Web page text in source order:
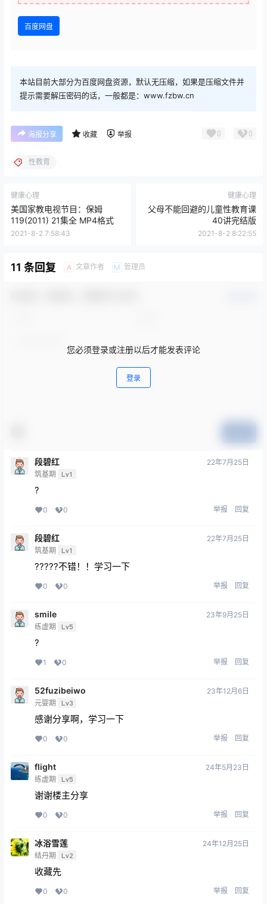
百度网盘
本站目前大部分为百度网盘资源，默认无压缩，如果是压缩文件并
提示需要解压密码的话，一般都是：www.fzbw.cn
海报分享 收藏 举报 0 0
性教育
健康心理
美国家教电视节目：保姆
119(2011) 21集全 MP4格式
2021-8-2 7:58:43
健康心理
父母不能回避的儿童性教育课
40讲完结版
2021-8-2 8:22:55
11 条回复 A 文章作者 M 管理员
您必须登录或注册以后才能发表评论
登录
段碧红
筑基期 Lv1
22年7月25日
?
0 0 举报 回复
段碧红
筑基期 Lv1
22年7月25日
?????不错！！学习一下
0 0 举报 回复
smile
练虚期 Lv5
23年9月25日
?
1 0 举报 回复
52fuzibeiwo
元婴期 Lv3
23年12月6日
感谢分享啊，学习一下
0 0 举报 回复
flight
练虚期 Lv5
24年5月23日
谢谢楼主分享
0 0 举报 回复
冰浴雪莲
结丹期 Lv2
24年12月25日
收藏先
0 0 举报 回复